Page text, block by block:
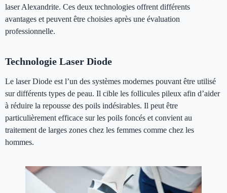
laser Alexandrite. Ces deux technologies offrent différents
avantages et peuvent être choisies après une évaluation
professionnelle.
Technologie Laser Diode
Le laser Diode est l’un des systèmes modernes pouvant être utilisé
sur différents types de peau. Il cible les follicules pileux afin d’aider
à réduire la repousse des poils indésirables. Il peut être
particulièrement efficace sur les poils foncés et convient au
traitement de larges zones chez les femmes comme chez les
hommes.